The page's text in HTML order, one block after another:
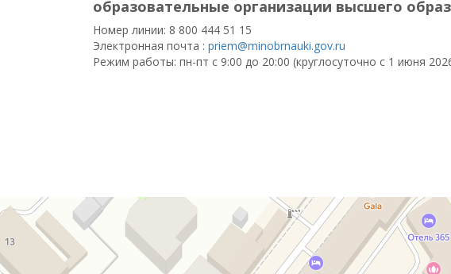
образовательные организации высшего
Номер линии: 8 800 444 51 15
Электронная почта : priem@minobrnauki.gov.ru
Режим работы: пн-пт с 9:00 до 20:00 (круглосуточно с 1 июня